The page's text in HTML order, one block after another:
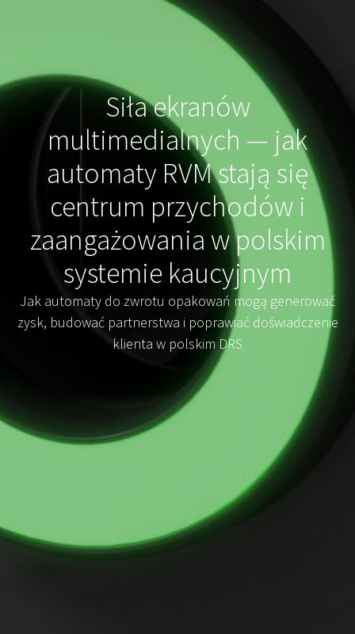
Siła ekranów
multimedialnych — jak
automaty RVM stają się
centrum przychodów i
zaangażowania w polskim
systemie kaucyjnym
Jak automaty do zwrotu opakowań mogą generować
zysk, budować partnerstwa i poprawiać doświadczenie
klienta w polskim DRS